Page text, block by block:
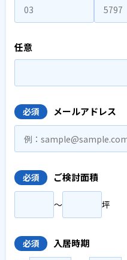
任意
必須 メールアドレス
必須 ご検討面積
〜 坪
必須
入居時期